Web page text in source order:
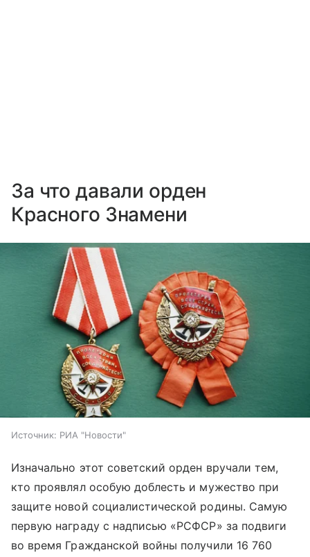
За что давали орден
Красного Знамени
Источник: РИА "Новости"
Изначально этот советский орден вручали тем,
кто проявлял особую доблесть и мужество при
защите новой социалистической родины. Самую
первую награду с надписью «РСФСР» за подвиги
во время Гражданской войны получили 16 760